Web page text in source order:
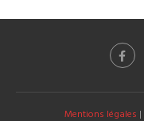
Mentions légales |